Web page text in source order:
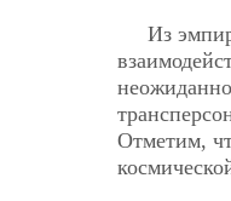
Из
Отметим,